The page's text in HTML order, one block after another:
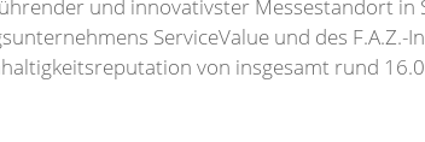
und innovativster Messestandort in
ServiceValue und des
von insgesamt rund